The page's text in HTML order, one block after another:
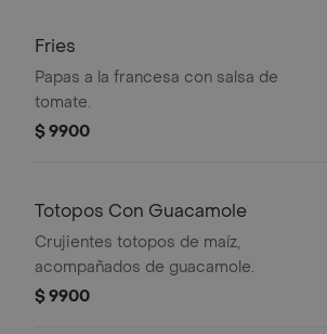
Fries
Papas a la francesa con salsa de
tomate.
$ 9900
Totopos Con Guacamole
Crujientes totopos de maíz,
acompañados de guacamole.
$ 9900